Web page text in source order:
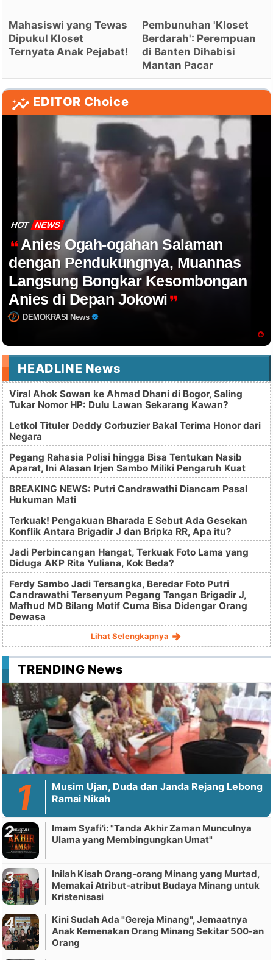
Mahasiswi yang Tewas
Dipukul Kloset
Ternyata Anak Pejabat!
Pembunuhan 'Kloset
Berdarah': Perempuan
di Banten Dihabisi
Mantan Pacar
EDITOR Choice
HOT NEWS
Anies Ogah-ogahan Salaman
dengan Pendukungnya, Muannas
Langsung Bongkar Kesombongan
Anies di Depan Jokowi
DEMOKRASI News
HEADLINE News
Viral Ahok Sowan ke Ahmad Dhani di Bogor, Saling
Tukar Nomor HP: Dulu Lawan Sekarang Kawan?
Letkol Tituler Deddy Corbuzier Bakal Terima Honor dari
Negara
Pegang Rahasia Polisi hingga Bisa Tentukan Nasib
Aparat, Ini Alasan Irjen Sambo Miliki Pengaruh Kuat
BREAKING NEWS: Putri Candrawathi Diancam Pasal
Hukuman Mati
Terkuak! Pengakuan Bharada E Sebut Ada Gesekan
Konflik Antara Brigadir J dan Bripka RR, Apa itu?
Jadi Perbincangan Hangat, Terkuak Foto Lama yang
Diduga AKP Rita Yuliana, Kok Beda?
Ferdy Sambo Jadi Tersangka, Beredar Foto Putri
Candrawathi Tersenyum Pegang Tangan Brigadir J,
Mafhud MD Bilang Motif Cuma Bisa Didengar Orang
Dewasa
Lihat Selengkapnya
TRENDING News
Musim Ujan, Duda dan Janda Rejang Lebong
Ramai Nikah
Imam Syafi'i: "Tanda Akhir Zaman Munculnya
Ulama yang Membingungkan Umat"
Inilah Kisah Orang-orang Minang yang Murtad,
Memakai Atribut-atribut Budaya Minang untuk
Kristenisasi
Kini Sudah Ada "Gereja Minang", Jemaatnya
Anak Kemenakan Orang Minang Sekitar 500-an
Orang